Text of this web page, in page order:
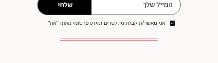
שלחי
אני מאשר/ת קבלת ניוזלטרים ומידע פרסומי מאתר ״את״